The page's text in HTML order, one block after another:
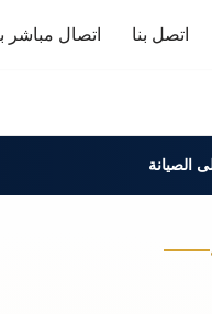
اتصل بنا اتصال مباشر
الصيانة